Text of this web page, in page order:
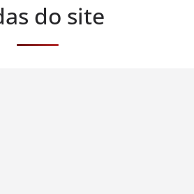
do site